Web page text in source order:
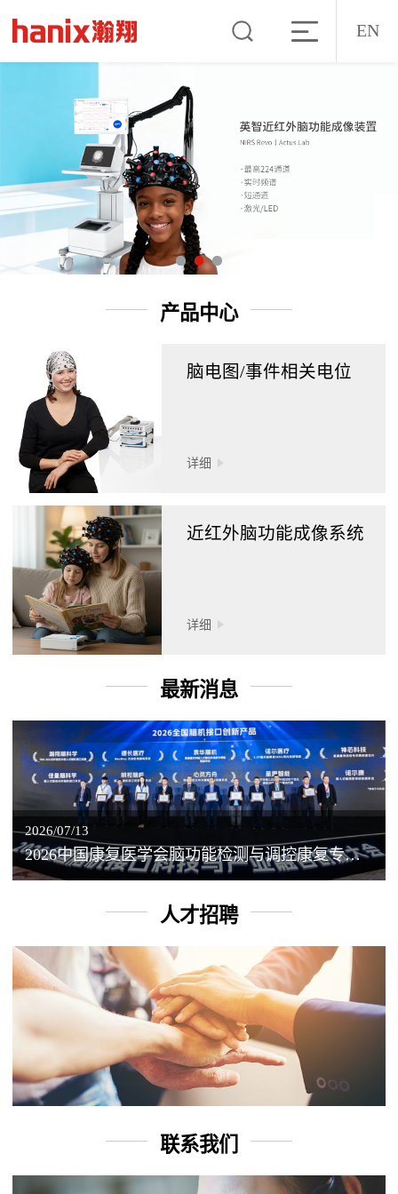
EN
产品中心
脑电图/事件相关电位
详细
近红外脑功能成像系统
详细
最新消息
2026/07/13
2026中国康复医学会脑功能检测与调控康复专业委员会学术年会丨脑客中国：脑机接口——EEG驱动TMS闭环调控工作坊
人才招聘
联系我们